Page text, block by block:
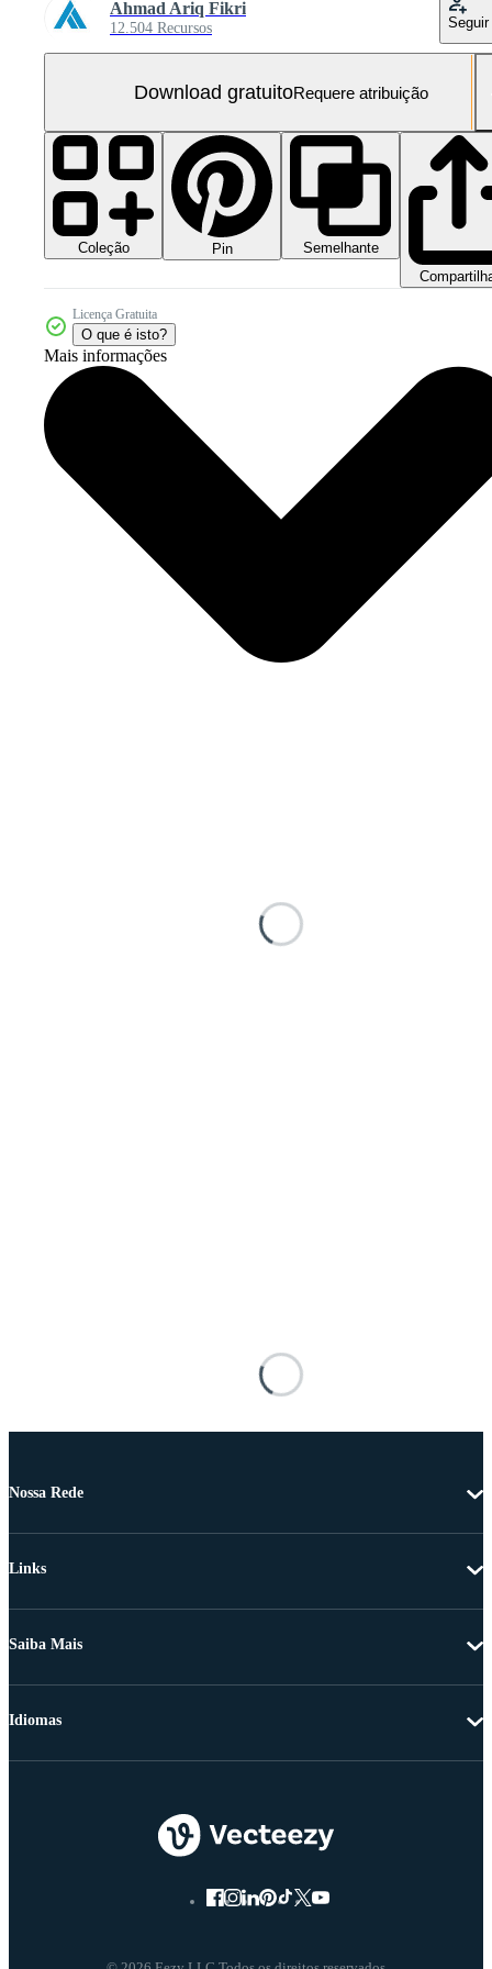
Ahmad Ariq Fikri
12.504 Recursos Seguir
Download gratuitoRequere atribuição
Coleção Pin
Semelhante
Licença Gratuita
O que é isto?
Mais informações
Nossa Rede
Links
Saiba Mais
Idiomas